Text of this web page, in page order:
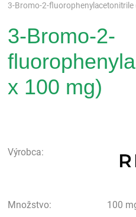
3-Bromo-2-fluorophenylacetonitrile
3-Bromo-2-
x 100 mg)
Výrobca:
Množstvo:
100